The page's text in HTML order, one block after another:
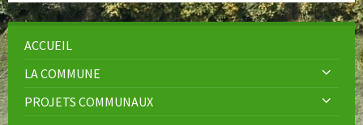
ACCUEIL
LA COMMUNE
PROJETS COMMUNAUX